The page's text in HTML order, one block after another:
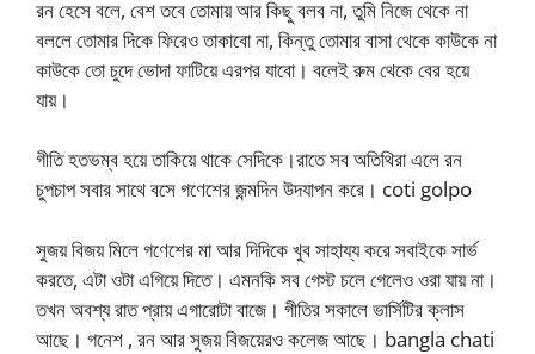
রন হেসে বলে, বেশ তবে তোমায় আর কিছু বলব না, তুমি নিজে থেকে না
বললে তোমার দিকে ফিরেও তাকাবো না, কিন্তু তোমার বাসা থেকে কাউকে না
কাউকে তো চুদে ভোদা ফাটিয়ে এরপর যাবো। বলেই রুম থেকে বের হয়ে
যায়।
গীতি হতভম্ব হয়ে তাকিয়ে থাকে সেদিকে।রাতে সব অতিথিরা এলে রন
চুপচাপ সবার সাথে বসে গণেশের জন্মদিন উদযাপন করে। coti golpo
সুজয় বিজয় মিলে গণেশের মা আর দিদিকে খুব সাহায্য করে সবাইকে সার্ভ
করতে, এটা ওটা এগিয়ে দিতে। এমনকি সব গেস্ট চলে গেলেও ওরা যায় না।
তখন অবশ্য রাত প্রায় এগারোটা বাজে। গীতির সকালে ভার্সিটির ক্লাস
আছে। গনেশ , রন আর সুজয় বিজয়েরও কলেজ আছে। bangla chati